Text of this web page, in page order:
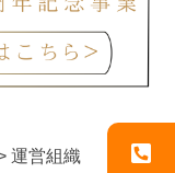
運営組織